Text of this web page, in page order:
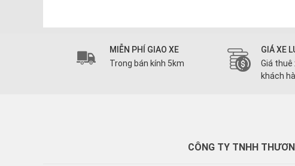
MIỄN PHÍ GIAO XE
Trong bán kính 5km
GIÁ XE
Giá thuê
khách
CÔNG TY TNHH